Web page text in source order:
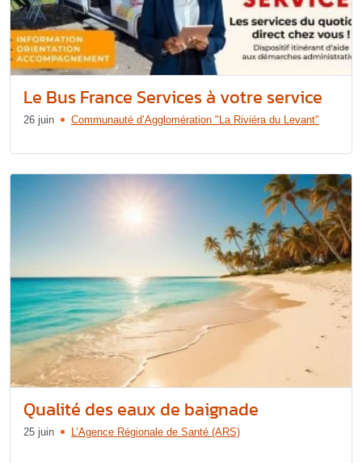
Le Bus France Services à votre service
26 juin Communauté d’Agglomération "La Riviéra du Levant"
Qualité des eaux de baignade
25 juin L’Agence Régionale de Santé (ARS)